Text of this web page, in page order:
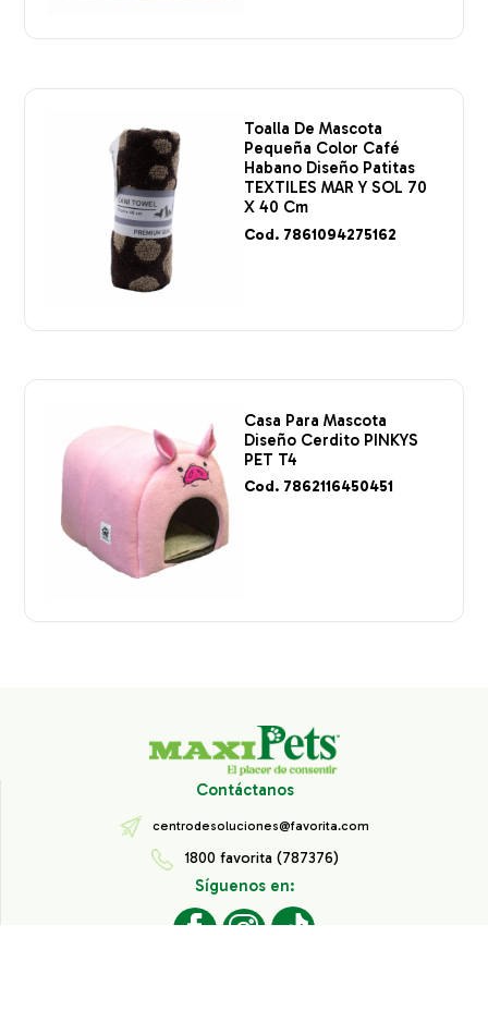
Toalla De Mascota
Pequeña Color Café
Habano Diseño Patitas
TEXTILES MAR Y SOL 70
X 40 Cm
Cod. 7861094275162
Casa Para Mascota
Diseño Cerdito PINKYS
PET T4
Cod. 7862116450451
Contáctanos
centrodesoluciones@favorita.com
1800 favorita (787376)
Síguenos en: